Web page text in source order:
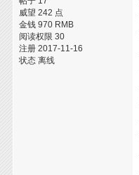
威望 242 点
金钱 970 RMB
阅读权限 30
注册 2017-11-16
状态 离线